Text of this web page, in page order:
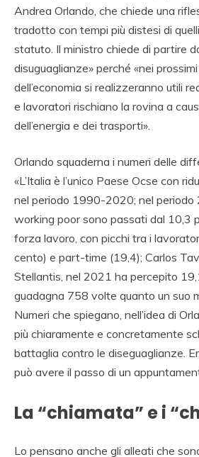
Andrea Orlando, che chiede una
tradotto con tempi più distesi di
statuto. Il ministro chiede di partire
disuguaglianze» perché «nei
dell’economia si realizzeranno utili
e lavoratori rischiano la rovina a
dell’energia e dei trasporti».
Orlando squaderna i numeri delle
«L’Italia è l’unico Paese Ocse con
nel periodo 1990-2020; nel
working poor sono passati dal 10,3
forza lavoro, con picchi tra i
cento) e part-time (19,4); Carlos
Stellantis, nel 2021 ha percepito
guadagna 758 volte quanto un suo
Numeri che spiegano, nell’idea di
più chiaramente e concretamente
battaglia contro le diseguaglianze.
può avere il passo di un
La “chiamata” e i
Lo pensano anche gli alleati che